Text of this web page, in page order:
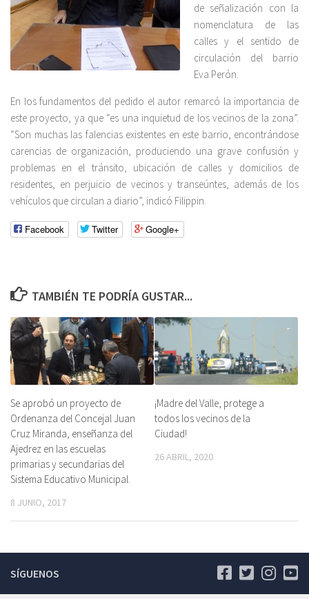
de señalización con la
nomenclatura de las
calles y el sentido de
circulación del barrio
Eva Perón.
En los fundamentos del pedido el autor remarcó la importancia de
este proyecto, ya que “es una inquietud de los vecinos de la zona”.
“Son muchas las falencias existentes en este barrio, encontrándose
carencias de organización, produciendo una grave confusión y
problemas en el tránsito, ubicación de calles y domicilios de
residentes, en perjuicio de vecinos y transeúntes, además de los
vehículos que circulan a diario”, indicó Filippin.
Facebook Twitter Google+
TAMBIÉN TE PODRÍA GUSTAR...
Se aprobó un proyecto de
Ordenanza del Concejal Juan
Cruz Miranda, enseñanza del
Ajedrez en las escuelas
primarias y secundarias del
Sistema Educativo Municipal.
8 JUNIO, 2017
¡Madre del Valle, protege a
todos los vecinos de la
Ciudad!
26 ABRIL, 2020
SÍGUENOS